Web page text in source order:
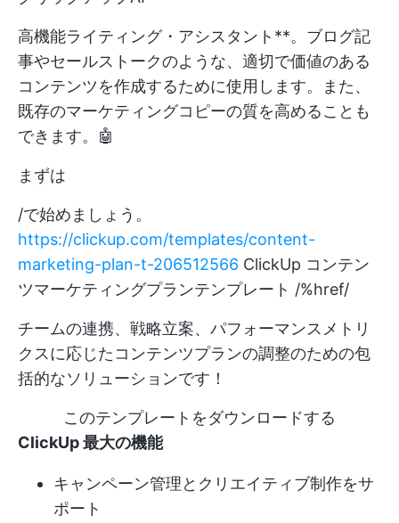
高機能ライティング・アシスタント**。ブログ記
事やセールストークのような、適切で価値のある
コンテンツを作成するために使用します。また、
既存のマーケティングコピーの質を高めることも
できます。🤖
まずは
/で始めましょう。
https://clickup.com/templates/content-
marketing-plan-t-206512566 ClickUp コンテン
ツマーケティングプランテンプレート /%href/
チームの連携、戦略立案、パフォーマンスメトリ
クスに応じたコンテンツプランの調整のための包
括的なソリューションです！
このテンプレートをダウンロードする
ClickUp 最大の機能
キャンペーン管理とクリエイティブ制作をサ
ポート